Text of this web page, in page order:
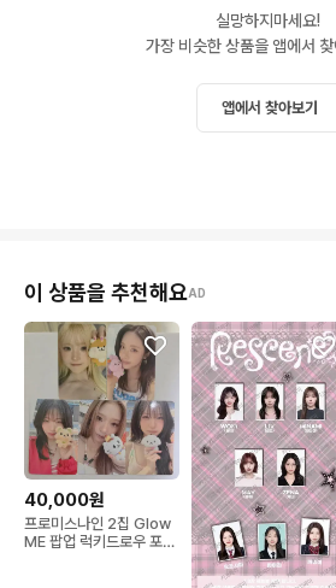
실망하지마세요!
가장 비슷한 상품을 앱에서
앱에서 찾아보기
이 상품을 추천해요AD
40,000원
프로미스나인 2집 Glow
ME 팝업 럭키드로우 포토